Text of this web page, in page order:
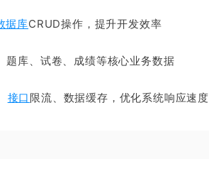
据库CRUD操作，提升开发效率
题库、试卷、成绩等核心业务数据
接口 限流、数据缓存，优化系统响应速度